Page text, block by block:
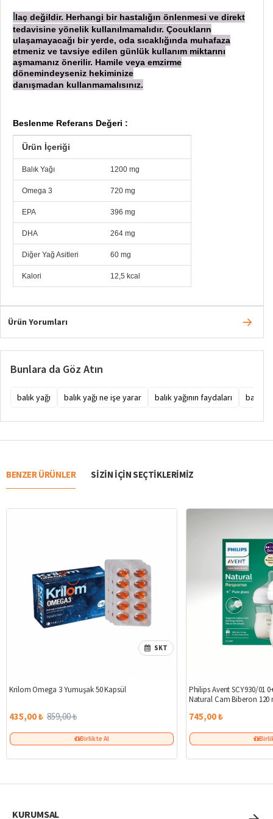
İlaç değildir. Herhangi bir hastalığın önlenmesi ve direkt
tedavisine yönelik kullanılmamalıdır. Çocukların
ulaşamayacağı bir yerde, oda sıcaklığında muhafaza
etmeniz ve tavsiye edilen günlük kullanım miktarını
aşmamanız önerilir. Hamile veya emzirme
dönemindeyseniz hekiminize
danışmadan kullanmamalısınız.
Beslenme Referans Değeri :
Ürün İçeriği
Balık Yağı 1200 mg
Omega 3 720 mg
EPA 396 mg
DHA 264 mg
Diğer Yağ Asitleri 60 mg
Kalori 12,5 kcal
Ürün Yorumları
Bunlara da Göz Atın
balık yağı balık yağı ne işe yarar balık yağının faydaları balık
BENZER ÜRÜNLER SIZIN IÇIN SEÇTIKLERIMIZ
SKT
Krilom Omega 3 Yumuşak 50 Kapsül
435,00 ₺ 859,00 ₺
Birlikte Al
Philips Avent SCY930/01
Natural Cam Biberon 120
745,00 ₺
KURUMSAL